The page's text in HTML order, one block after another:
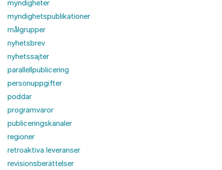
myndigheter
myndighetspublikationer
målgrupper
nyhetsbrev
nyhetssajter
parallellpublicering
personuppgifter
poddar
programvaror
publiceringskanaler
regioner
retroaktiva leveranser
revisionsberättelser